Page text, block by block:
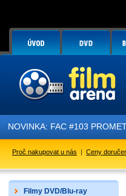
NOVINKA: FAC #103
Proč nakupovat u nás | Ceny
Filmy DVD/Blu-ray